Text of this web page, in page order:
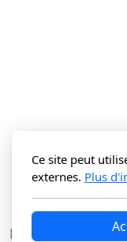
La Vitrine du N
Ce site peut
externes. Plus